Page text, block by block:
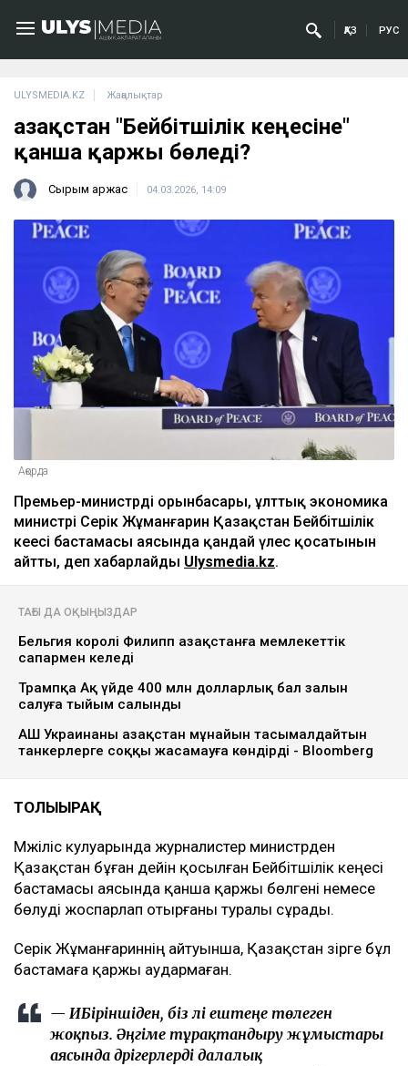
ҚАЗ РУС
ULYSMEDIA.KZ Жаңалықтар
Қазақстан "Бейбітшілік кеңесіне"
қанша қаржы бөледі?
Сырым Қаржас 04.03.2026, 14:09
Ақорда
Премьер-министрдің орынбасары, ұлттық экономика
министрі Серік Жұманғарин Қазақстан Бейбітшілік
кеңесі бастамасы аясында қандай үлес қосатынын
айтты, деп хабарлайды Ulysmedia.kz.
ТАҒЫ ДА ОҚЫҢЫЗДАР
Бельгия королі Филипп Қазақстанға мемлекеттік
сапармен келеді
Трампқа Ақ үйде 400 млн долларлық бал залын
салуға тыйым салынды
АҚШ Украинаны Қазақстан мұнайын тасымалдайтын
танкерлерге соққы жасамауға көндірді - Bloomberg
ТОЛЫҒЫРАҚ
Мәжіліс кулуарында журналистер министрден
Қазақстан бұған дейін қосылған Бейбітшілік кеңесі
бастамасы аясында қанша қаржы бөлгені немесе
бөлуді жоспарлап отырғаны туралы сұрады.
Серік Жұманғариннің айтуынша, Қазақстан әзірге бұл
бастамаға қаржы аудармаған.
— ИБіріншіден, біз әлі ештеңе төлеген
жоқпыз. Әңгіме тұрақтандыру жұмыстары
аясында дәрігерлерді далалық